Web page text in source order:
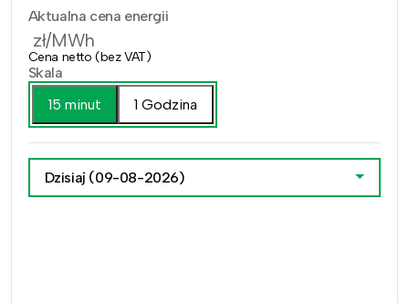
Aktualna cena energii
zł/MWh
Cena netto (bez VAT)
Skala
15 minut
1 Godzina
Dzisiaj (09-08-2026)